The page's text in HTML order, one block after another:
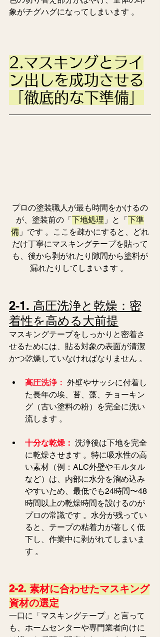
象がチグハグになってしまいます 。
2.マスキングとライ
ン出しを成功させる
「徹底的な下準備」
プロの塗装職人が最も時間をかけるの
が、塗装前の「下地処理 」と「下準
備 」です 。ここを疎かにすると、どれ
だけ丁寧にマスキングテープを貼って
も、後から剥がれたり隙間から塗料が
漏れたりしてしまいます 。
2-1. 高圧洗浄と乾燥：密
着性を高める大前提
マスキングテープをしっかりと密着さ
せるためには、貼る対象の表面が清潔
かつ乾燥していなければなりません 。
高圧洗浄： 外壁やサッシに付着し
た長年の埃、苔、藻、チョーキン
グ（古い塗料の粉）を完全に洗い
流します 。
十分な乾燥： 洗浄後は下地を完全
に乾燥させます 。特に吸水性の高
い素材（例：ALC外壁やモルタル
など）は、内部に水分を溜め込み
やすいため、最低でも24時間〜48
時間以上の乾燥時間を設けるのが
プロの常識です 。水分が残ってい
ると、テープの粘着力が著しく低
下し、作業中に剥がれてしまいま
す 。
2-2. 素材に合わせたマスキング
資材の選定
一口に「マスキングテープ」と言って
も、ホームセンターや専門業者向けに